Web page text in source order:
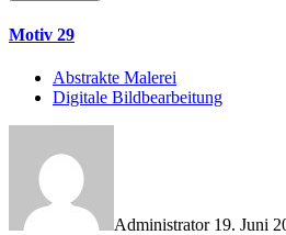
Motiv 29
Abstrakte Malerei
Digitale Bildbearbeitung
Administrator 19. Juni